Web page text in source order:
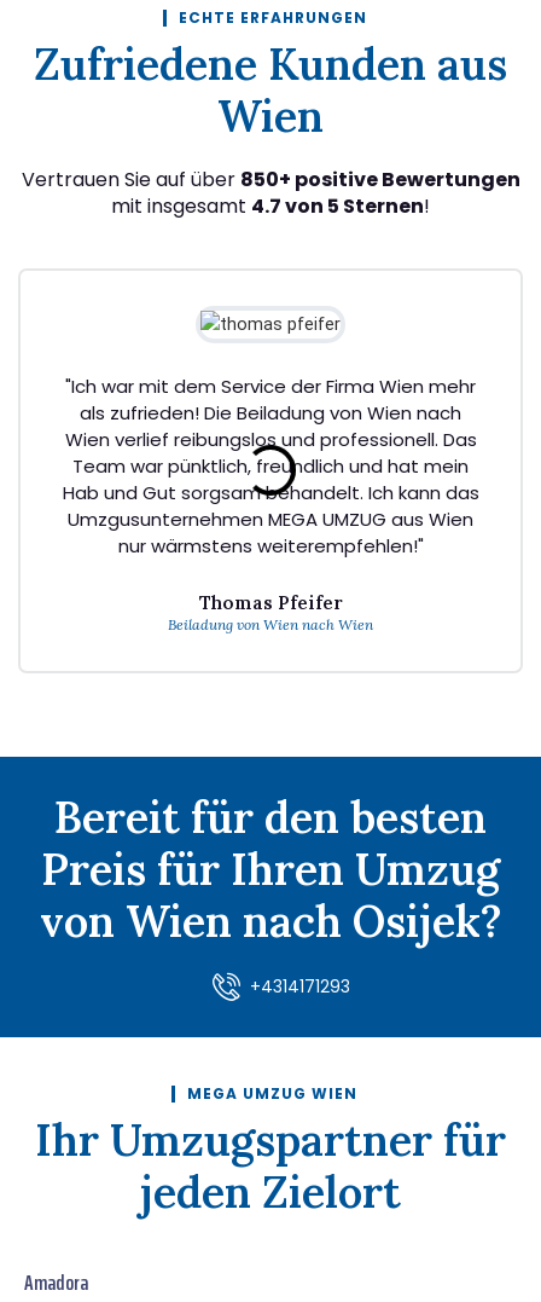
ECHTE ERFAHRUNGEN
Zufriedene Kunden aus
Wien
Vertrauen Sie auf über 850+ positive Bewertungen
mit insgesamt 4.7 von 5 Sternen!
"Ich war mit dem Service der Firma Wien mehr
als zufrieden! Die Beiladung von Wien nach
Wien verlief reibungslos und professionell. Das
Team war pünktlich, freundlich und hat mein
Hab und Gut sorgsam behandelt. Ich kann das
Umzgusunternehmen MEGA UMZUG aus Wien
nur wärmstens weiterempfehlen!"
Thomas Pfeifer
Beiladung von Wien nach Wien
Bereit für den besten
Preis für Ihren Umzug
von Wien nach Osijek?
+4314171293
MEGA UMZUG WIEN
Ihr Umzugspartner für
jeden Zielort
Amadora